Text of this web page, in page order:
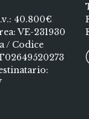
40.800€
VE-231930
/ Codice